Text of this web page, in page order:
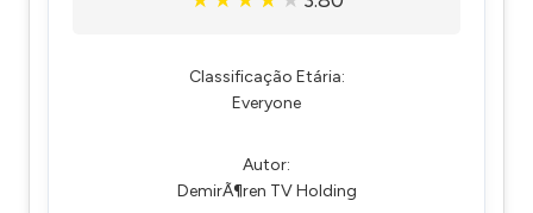
Classificação Etária:
Everyone
Autor:
DemirÃ¶ren TV Holding